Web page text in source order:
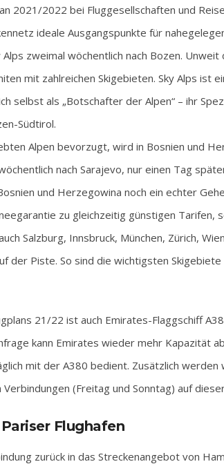
2021/2022 bei Fluggesellschaften und
ideale Ausgangspunkte für
zweimal wöchentlich nach Bozen.
mit zahlreichen Skigebieten. Sky Alps ist
selbst als „Botschafter der Alpen“ – ihr
Südtirol.
Alpen bevorzugt, wird in Bosnien und
nach Sarajevo, nur einen Tag
und Herzegowina noch ein echter
zu gleichzeitig günstigen Tarifen,
Salzburg, Innsbruck, München, Zürich,
der Piste. So sind die wichtigsten
21/22 ist auch Emirates-Flaggschiff
kann Emirates wieder mehr Kapazität
mit der A380 bedient. Zusätzlich
(Freitag und Sonntag) auf
Flughafen
zurück in das Streckenangebot von